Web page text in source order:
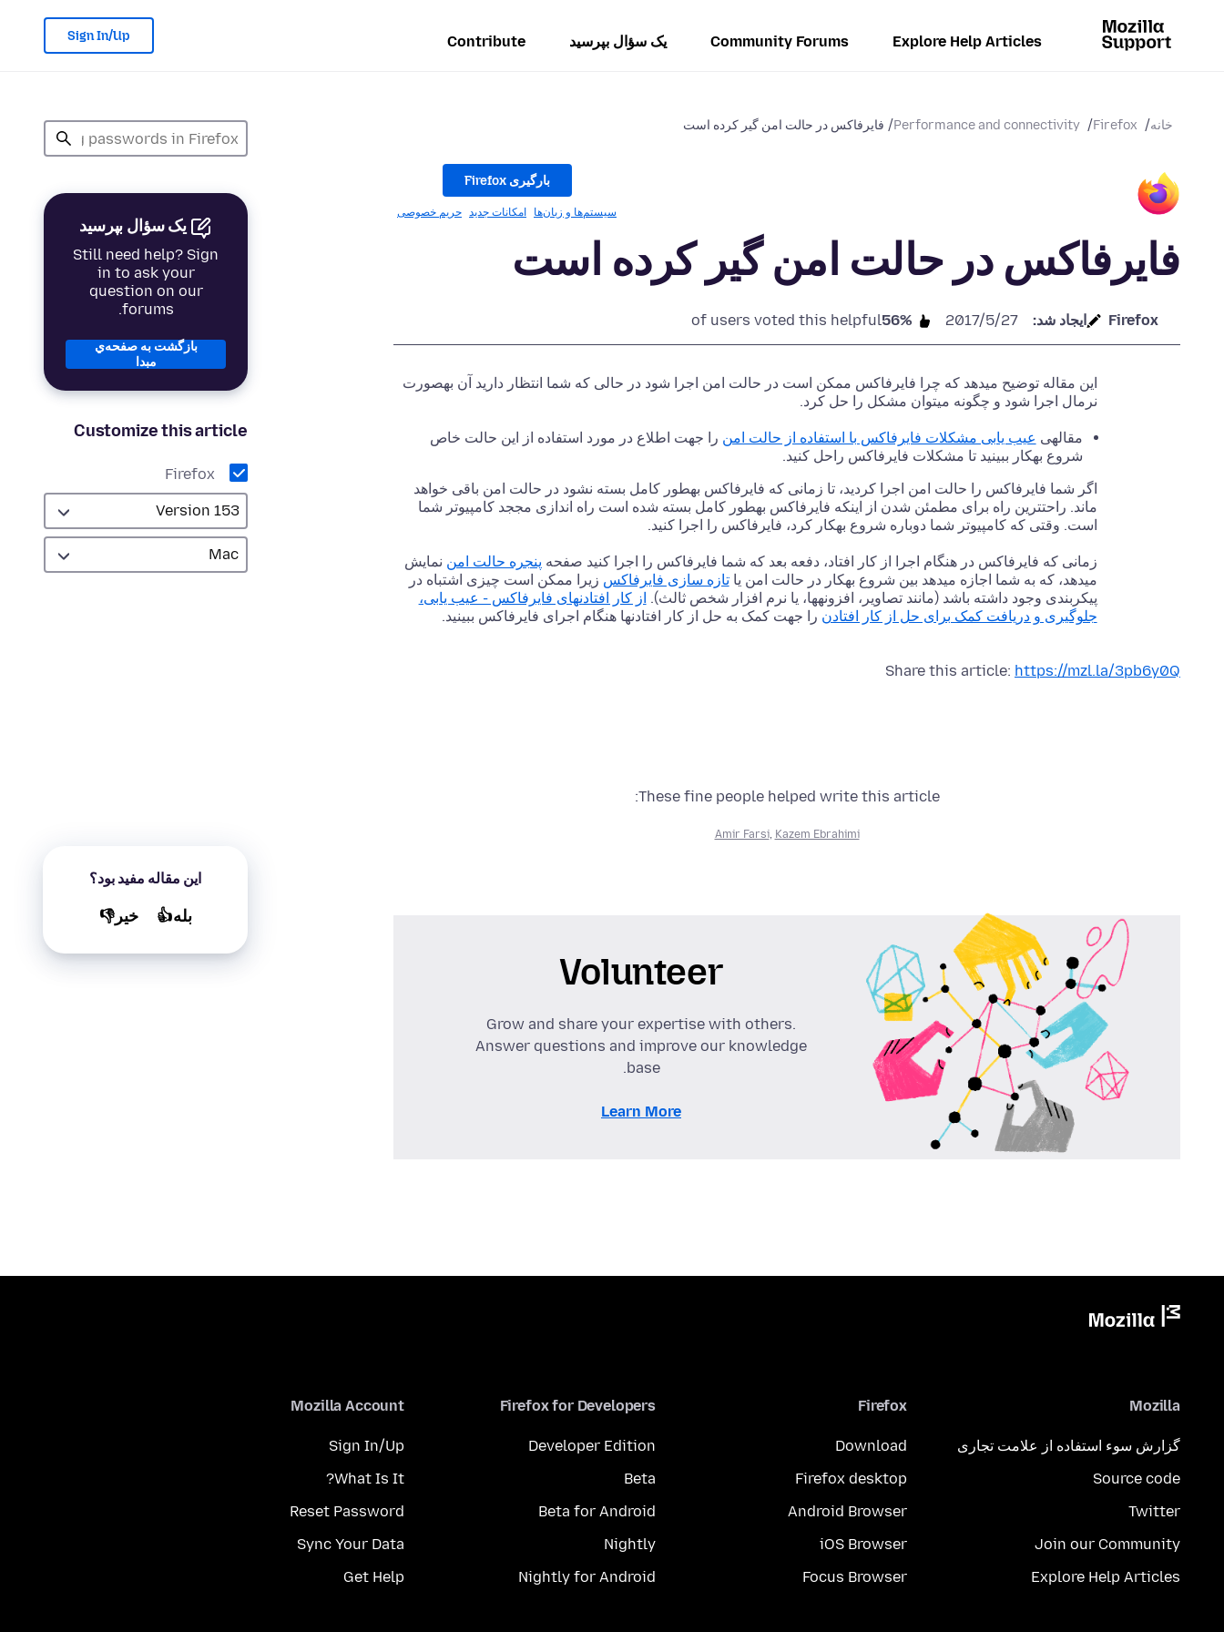
Explore Help Articles
Community Forums یک سؤال بپرسید Contribute
Sign In/Up
خانه Firefox
Performance and connectivity فایرفاکس در حالت امن گیر کرده است
یک سؤال بپرسید
Still need help? Sign
in to ask your
question on our
forums.
بازگشت به صفحه‌ي
مبدا
Customize this article
Firefox
این مقاله مفید بود؟
بله👍 خير👎
بارگیری Firefox
سیستم‌ها و زبان‌ها امکانات جدید حریم خصوصی
فایرفاکس در حالت امن گیر کرده است
Firefox ایجاد شد: 2017/5/27
56%
of users voted this helpful
این مقاله توضیح میدهد که چرا فایرفاکس ممکن است در حالت امن اجرا شود در حالی که شما انتظار دارید آن بهصورت
نرمال اجرا شود و چگونه میتوان مشکل را حل کرد.
مقالهی عیب یابی مشکلات فایرفاکس با استفاده از حالت امن را جهت اطلاع در مورد استفاده از این حالت خاص
شروع بهکار ببینید تا مشکلات فایرفاکس راحل کنید.
اگر شما فایرفاکس را حالت امن اجرا کردید، تا زمانی که فایرفاکس بهطور کامل بسته نشود در حالت امن باقی خواهد
ماند. راحتترین راه برای مطمئن شدن از اینکه فایرفاکس بهطور کامل بسته شده است راه اندازی مججد کامپیوتر شما
است. وقتی که کامپیوتر شما دوباره شروع بهکار کرد، فایرفاکس را اجرا کنید.
زمانی که فایرفاکس در هنگام اجرا از کار افتاد، دفعه بعد که شما فایرفاکس را اجرا کنید صفحه پنجره حالت امن نمایش
میدهد، که به شما اجازه میدهد بین شروع بهکار در حالت امن یاتازه سازی فایرفاکس زیرا ممکن است چیزی اشتباه در
پیکربندی وجود داشته باشد (مانند تصاویر، افزونهها، یا نرم افزار شخص ثالث). از کار افتادنهای فایرفاکس - عیب یابی،
جلوگیری و دریافت کمک برای حل از کار افتادن را جهت کمک به حل از کار افتادنها هنگام اجرای فایرفاکس ببینید.
Share this article: https://mzl.la/3pb6y0Q
These fine people helped write this article:
Amir Farsi, Kazem Ebrahimi
Volunteer
Grow and share your expertise with others.
Answer questions and improve our knowledge
base.
Learn More
Mozilla
گزارش سوء استفاده از علامت تجاری
Source code
Twitter
Join our Community
Explore Help Articles
Firefox
Download
Firefox desktop
Android Browser
iOS Browser
Focus Browser
Firefox for Developers
Developer Edition
Beta
Beta for Android
Nightly
Nightly for Android
Mozilla Account
Sign In/Up
What Is It?
Reset Password
Sync Your Data
Get Help